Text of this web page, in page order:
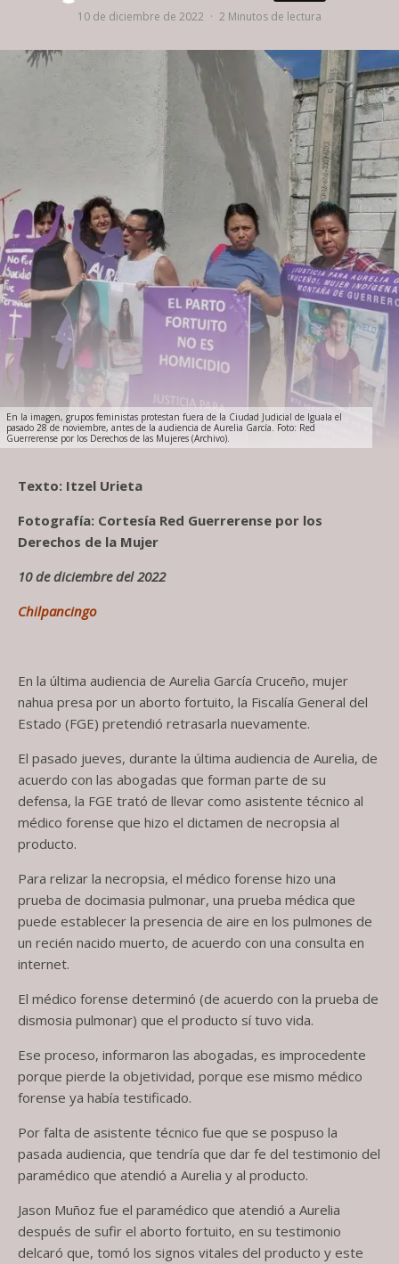
10 de diciembre de 2022 · 2 Minutos de lectura
En la imagen, grupos feministas protestan fuera de la Ciudad Judicial de Iguala el
pasado 28 de noviembre, antes de la audiencia de Aurelia García. Foto: Red
Guerrerense por los Derechos de las Mujeres (Archivo).
Texto: Itzel Urieta
Fotografía: Cortesía Red Guerrerense por los
Derechos de la Mujer
10 de diciembre del 2022
Chilpancingo
En la última audiencia de Aurelia García Cruceño, mujer
nahua presa por un aborto fortuito, la Fiscalía General del
Estado (FGE) pretendió retrasarla nuevamente.
El pasado jueves, durante la última audiencia de Aurelia, de
acuerdo con las abogadas que forman parte de su
defensa, la FGE trató de llevar como asistente técnico al
médico forense que hizo el dictamen de necropsia al
producto.
Para relizar la necropsia, el médico forense hizo una
prueba de docimasia pulmonar, una prueba médica que
puede establecer la presencia de aire en los pulmones de
un recién nacido muerto, de acuerdo con una consulta en
internet.
El médico forense determinó (de acuerdo con la prueba de
dismosia pulmonar) que el producto sí tuvo vida.
Ese proceso, informaron las abogadas, es improcedente
porque pierde la objetividad, porque ese mismo médico
forense ya había testificado.
Por falta de asistente técnico fue que se pospuso la
pasada audiencia, que tendría que dar fe del testimonio del
paramédico que atendió a Aurelia y al producto.
Jason Muñoz fue el paramédico que atendió a Aurelia
después de sufir el aborto fortuito, en su testimonio
delcaró que, tomó los signos vitales del producto y este